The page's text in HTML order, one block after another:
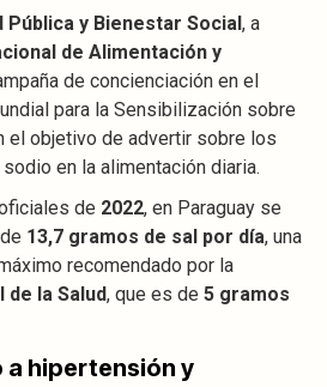
Pública y Bienestar Social, a
de Alimentación y
de concienciación en el
para la Sensibilización sobre
el objetivo de advertir sobre los
en la alimentación diaria.
de 2022, en Paraguay se
13,7 gramos de sal por día, una
recomendado por la
de la Salud, que es de 5 gramos
a hipertensión y